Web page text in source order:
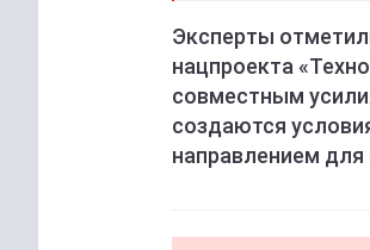
Эксперты
нацпроекта
совместным
создаются
направлением